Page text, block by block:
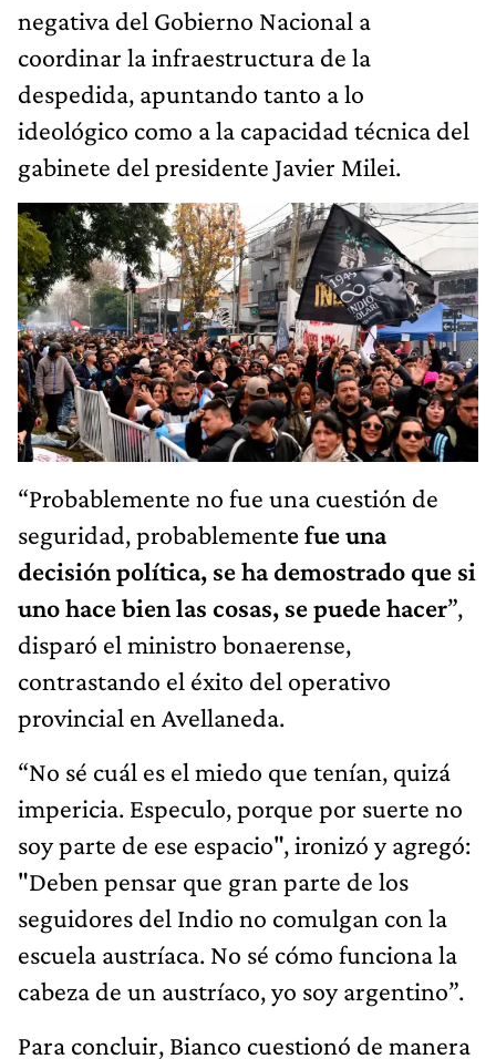
negativa del Gobierno Nacional a
coordinar la infraestructura de la
despedida, apuntando tanto a lo
ideológico como a la capacidad técnica del
gabinete del presidente Javier Milei.
“Probablemente no fue una cuestión de
seguridad, probablemente fue una
decisión política, se ha demostrado que si
uno hace bien las cosas, se puede hacer”,
disparó el ministro bonaerense,
contrastando el éxito del operativo
provincial en Avellaneda.
“No sé cuál es el miedo que tenían, quizá
impericia. Especulo, porque por suerte no
soy parte de ese espacio", ironizó y agregó:
"Deben pensar que gran parte de los
seguidores del Indio no comulgan con la
escuela austríaca. No sé cómo funciona la
cabeza de un austríaco, yo soy argentino”.
Para concluir, Bianco cuestionó de manera